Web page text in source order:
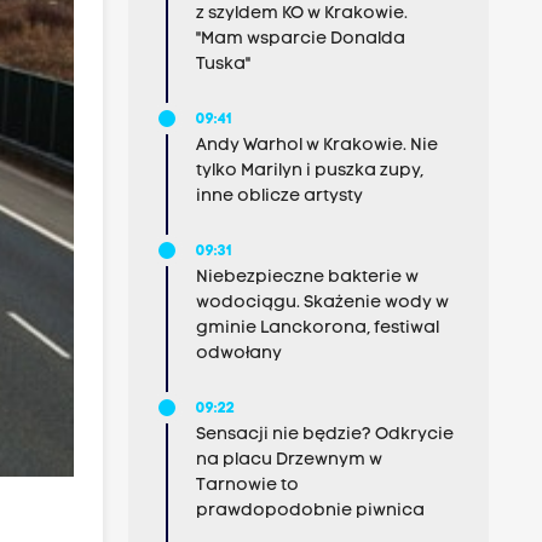
z szyldem KO w Krakowie.
"Mam wsparcie Donalda
Tuska"
09:41
Andy Warhol w Krakowie. Nie
tylko Marilyn i puszka zupy,
inne oblicze artysty
09:31
Niebezpieczne bakterie w
wodociągu. Skażenie wody w
gminie Lanckorona, festiwal
odwołany
09:22
Sensacji nie będzie? Odkrycie
na placu Drzewnym w
Tarnowie to
prawdopodobnie piwnica